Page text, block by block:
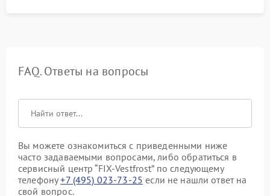
FAQ. Ответы на вопросы
Вы можете ознакомиться с приведенными ниже
часто задаваемыми вопросами, либо обратиться в
сервисный центр “FIX-Vestfrost” по следующему
телефону+7 (495) 023-73-25 если не нашли ответ на
свой вопрос.